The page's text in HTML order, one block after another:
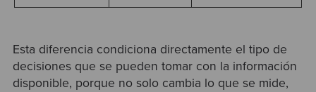
Esta diferencia condiciona directamente el tipo de
decisiones que se pueden tomar con la información
disponible, porque no solo cambia lo que se mide,